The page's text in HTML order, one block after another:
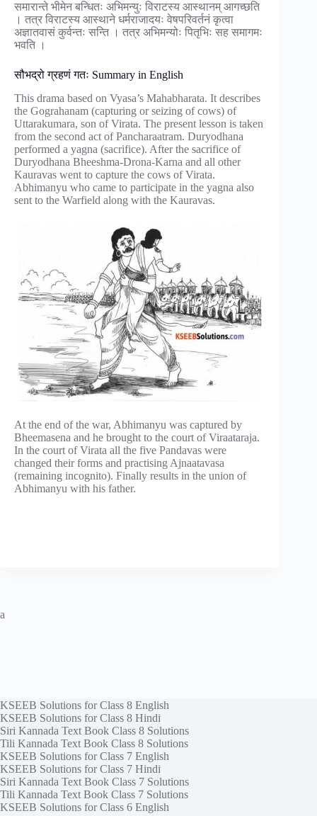
समारान्ते भीमेन बन्धितः अभिमन्युः विराटस्य आस्थानम् आगच्छति
। तत्र विराटस्य आस्थाने धर्मराजादयः वेषपरिवर्तनं कृत्वा
अज्ञातवासं कुर्वन्तः सन्ति । तत्र अभिमन्योः पितृभिः सह समागमः
भवति ।
सौभद्रो ग्रहणं गतः Summary in English
This drama based on Vyasa’s Mahabharata. It describes
the Gograhanam (capturing or seizing of cows) of
Uttarakumara, son of Virata. The present lesson is taken
from the second act of Pancharaatram. Duryodhana
performed a yagna (sacrifice). After the sacrifice of
Duryodhana Bheeshma-Drona-Karna and all other
Kauravas went to capture the cows of Virata.
Abhimanyu who came to participate in the yagna also
sent to the Warfield along with the Kauravas.
At the end of the war, Abhimanyu was captured by
Bheemasena and he brought to the court of Viraataraja.
In the court of Virata all the five Pandavas were
changed their forms and practising Ajnaatavasa
(remaining incognito). Finally results in the union of
Abhimanyu with his father.
a
KSEEB Solutions for Class 8 English
KSEEB Solutions for Class 8 Hindi
Siri Kannada Text Book Class 8 Solutions
Tili Kannada Text Book Class 8 Solutions
KSEEB Solutions for Class 7 English
KSEEB Solutions for Class 7 Hindi
Siri Kannada Text Book Class 7 Solutions
Tili Kannada Text Book Class 7 Solutions
KSEEB Solutions for Class 6 English